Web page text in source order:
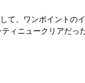
て、ワンポイントの
ィニュークリアだ